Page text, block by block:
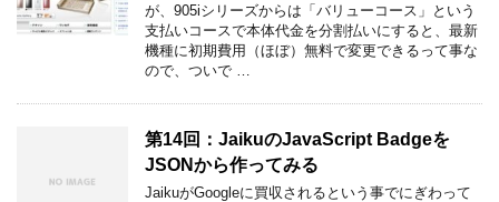
が、905iシリーズからは「バリューコース」という
支払いコースで本体代金を分割払いにすると、最新
機種に初期費用（ほぼ）無料で変更できるって事な
ので、ついで …
第14回：JaikuのJavaScript Badgeを
JSONから作ってみる
JaikuがGoogleに買収されるという事でにぎわって